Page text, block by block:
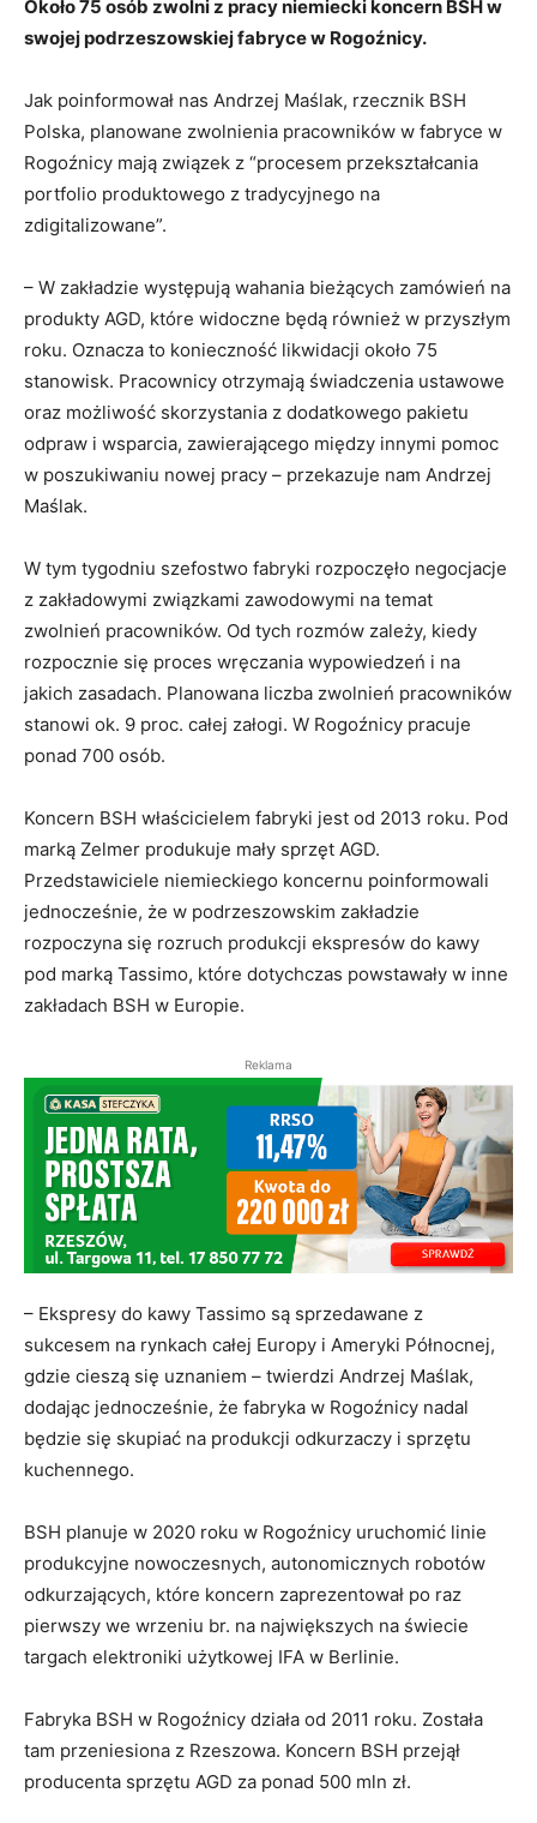
Około 75 osób zwolni z pracy niemiecki koncern BSH w
swojej podrzeszowskiej fabryce w Rogoźnicy.
Jak poinformował nas Andrzej Maślak, rzecznik BSH
Polska, planowane zwolnienia pracowników w fabryce w
Rogoźnicy mają związek z “procesem przekształcania
portfolio produktowego z tradycyjnego na
zdigitalizowane”.
– W zakładzie występują wahania bieżących zamówień na
produkty AGD, które widoczne będą również w przyszłym
roku. Oznacza to konieczność likwidacji około 75
stanowisk. Pracownicy otrzymają świadczenia ustawowe
oraz możliwość skorzystania z dodatkowego pakietu
odpraw i wsparcia, zawierającego między innymi pomoc
w poszukiwaniu nowej pracy – przekazuje nam Andrzej
Maślak.
W tym tygodniu szefostwo fabryki rozpoczęło negocjacje
z zakładowymi związkami zawodowymi na temat
zwolnień pracowników. Od tych rozmów zależy, kiedy
rozpocznie się proces wręczania wypowiedzeń i na
jakich zasadach. Planowana liczba zwolnień pracowników
stanowi ok. 9 proc. całej załogi. W Rogoźnicy pracuje
ponad 700 osób.
Koncern BSH właścicielem fabryki jest od 2013 roku. Pod
marką Zelmer produkuje mały sprzęt AGD.
Przedstawiciele niemieckiego koncernu poinformowali
jednocześnie, że w podrzeszowskim zakładzie
rozpoczyna się rozruch produkcji ekspresów do kawy
pod marką Tassimo, które dotychczas powstawały w inne
zakładach BSH w Europie.
Reklama
– Ekspresy do kawy Tassimo są sprzedawane z
sukcesem na rynkach całej Europy i Ameryki Północnej,
gdzie cieszą się uznaniem – twierdzi Andrzej Maślak,
dodając jednocześnie, że fabryka w Rogoźnicy nadal
będzie się skupiać na produkcji odkurzaczy i sprzętu
kuchennego.
BSH planuje w 2020 roku w Rogoźnicy uruchomić linie
produkcyjne nowoczesnych, autonomicznych robotów
odkurzających, które koncern zaprezentował po raz
pierwszy we wrzeniu br. na największych na świecie
targach elektroniki użytkowej IFA w Berlinie.
Fabryka BSH w Rogoźnicy działa od 2011 roku. Została
tam przeniesiona z Rzeszowa. Koncern BSH przejął
producenta sprzętu AGD za ponad 500 mln zł.